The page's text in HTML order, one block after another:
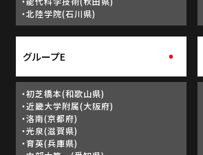
・北陸学院(石川県)
グループE
・初芝橋本(和歌山県)
・近畿大学附属(大阪府)
・洛南(京都府)
・光泉(滋賀県)
・育英(兵庫県)